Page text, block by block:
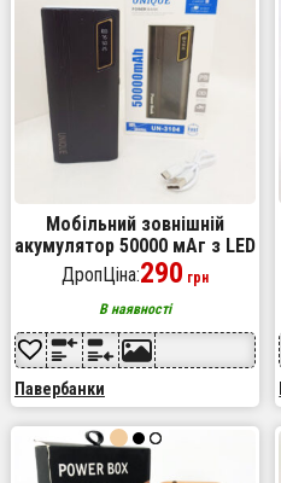
Мобільний зовнішній
акумулятор 50000 мАг з LED
дисплеєм та ліхтариком
ДропЦіна:290 грн
В наявності
Павербанки